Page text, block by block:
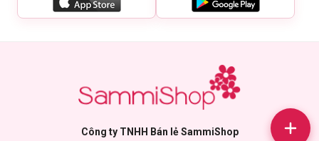
Công ty TNHH Bán lẻ SammiShop